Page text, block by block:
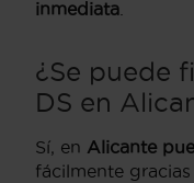
inmediata
¿Se puede
DS en
Sí, en Alicante
fácilmente